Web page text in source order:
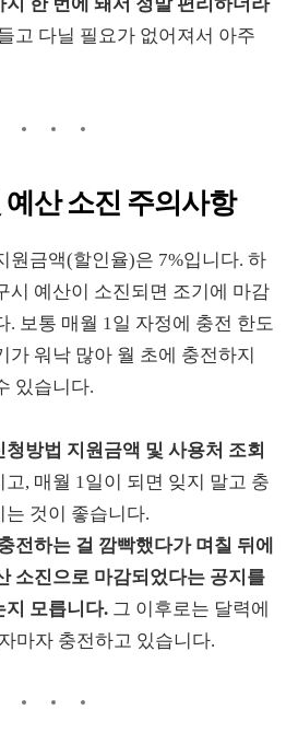
고 다닐 필요가 없어져서 아주
산 소진 주의사항
원금액(할인율)은 7%입니다. 하
시 예산이 소진되면 조기에 마감
. 보통 매월 1일 자정에 충전 한도
가 워낙 많아 월 초에 충전하지
있습니다.
방법 지원금액 및 사용처 조회
, 매월 1일이 되면 잊지 말고 충
것이 좋습니다.
전하는 걸 깜빡했다가 며칠 뒤에
소진으로 마감되었다는 공지를
지 모릅니다. 그 이후로는 달력에
마자 충전하고 있습니다.